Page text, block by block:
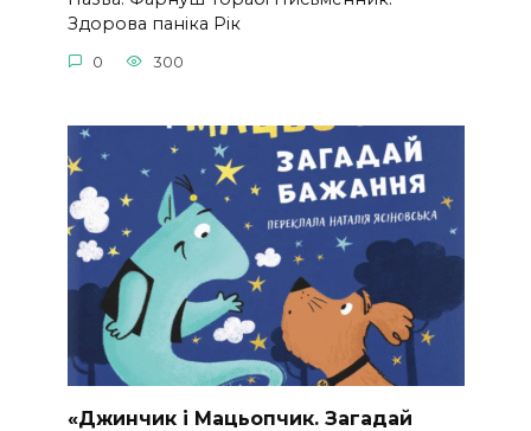
Здорова паніка Рік
0 300
«Джинчик і Мацьопчик. Загадай